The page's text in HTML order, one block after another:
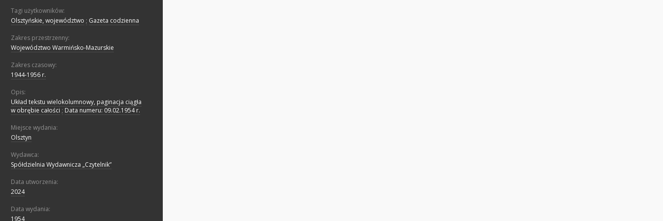
Tagi użytkowników:
Olsztyńskie, województwo ; Gazeta codzienna
Zakres przestrzenny:
Województwo Warmińsko-Mazurskie
Zakres czasowy:
1944-1956 r.
Opis:
Układ tekstu wielokolumnowy, paginacja ciągła
w obrębie całości ; Data numeru: 09.02.1954 r.
Miejsce wydania:
Olsztyn
Wydawca:
Spółdzielnia Wydawnicza „Czytelnik”
Data utworzenia:
2024
Data wydania:
1954